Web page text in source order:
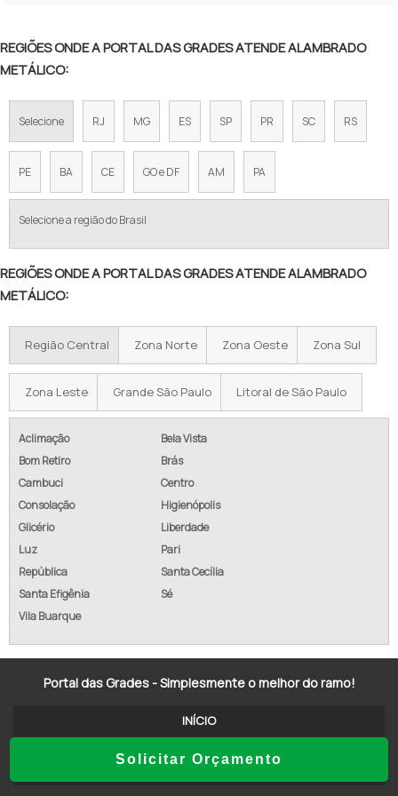
Solicitar Orçamento
TELA DE FERRO PARA CERCA
TELA ALAMBRADO FIO 12
TELA DE ARAME GALVANIZADO PREÇO
VALOR DE TELA DE ALAMBRADO
ALAMBRADO PREÇO M2
TELA GALVANIZADA PREÇO POR METRO
ALAMBRADO PREÇO M2 INSTALADO
ALAMBRADO COM CONCERTINA
ALAMBRADO GALVANIZADO PREÇO
TELA ALAMBRADO REVESTIDA PVC
ALAMBRADO EM GOIÂNIA
ALAMBRADO SOROCABA SOROCABA - SP
ALAMBRADO DE AÇO GALVANIZADO
REGIÕES ONDE A PORTAL DAS GRADES ATENDE ALAMBRADO
METÁLICO:
Selecione RJ MG ES SP PR SC RS
PE BA CE GO e DF AM PA
Selecione a região do Brasil
REGIÕES ONDE A PORTAL DAS GRADES ATENDE ALAMBRADO
METÁLICO:
Região Central Zona Norte Zona Oeste Zona Sul
Zona Leste Grande São Paulo Litoral de São Paulo
Aclimação
Bela Vista
Bom Retiro
Brás
Cambuci
Centro
Consolação
Higienópolis
Glicério
Liberdade
Luz
Pari
República
Santa Cecília
Santa Efigênia
Sé
Vila Buarque
Portal das Grades - Simplesmente o melhor do ramo!
INÍCIO
SOBRE NÓS